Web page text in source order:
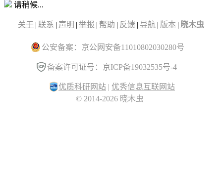
请稍候...
关于 | 联系 | 声明 | 举报 | 帮助 | 反馈 | 导航 | 版本 | 晓木虫
公安备案：京公网安备11010802030280号
备案许可证号：京ICP备19032535号-4
优质科研网站 | 优秀信息互联网站
© 2014-2026 晓木虫